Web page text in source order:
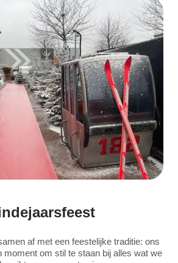
af met een feestelijke traditie: ons
moment om stil te staan bij alles wat we